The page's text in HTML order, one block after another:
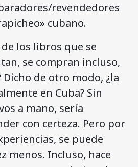
revendedores
cubano.
los libros que se
se compran incluso,
Dicho de otro modo, ¿la
en Cuba? Sin
a mano, sería
con certeza. Pero por
se puede
menos. Incluso, hace